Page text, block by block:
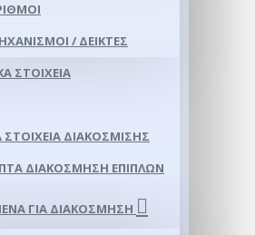
/ ΔΕΊΚΤΕΣ
ΣΤΟΙΧΕΊΑ
ΣΤΟΙΧΕΊΑ ΔΙΑΚΌΣΜΙΣΗΣ
ΔΙΑΚΌΣΜΗΣΗ ΕΠΊΠΛΩΝ
ΓΙΑ ΔΙΑΚΌΣΜΗΣΗ